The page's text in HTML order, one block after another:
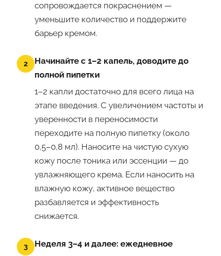
сопровождается покраснением —
уменьшите количество и поддержите
барьер кремом.
2
Начинайте с 1–2 капель, доводите до
полной пипетки
1–2 капли достаточно для всего лица на
этапе введения. С увеличением частоты и
уверенности в переносимости
переходите на полную пипетку (около
0,5–0,8 мл). Наносите на чистую сухую
кожу после тоника или эссенции — до
увлажняющего крема. Если наносить на
влажную кожу, активное вещество
разбавляется и эффективность
снижается.
3
Неделя 3–4 и далее: ежедневное